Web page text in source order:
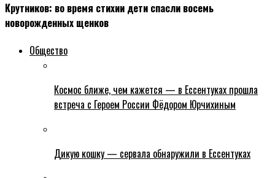
Крутников: во время стихии дети спасли восемь
новорожденных щенков
Общество
Космос ближе, чем кажется — в Ессентуках прошла
встреча с Героем России Фёдором Юрчихиным
Дикую кошку — сервала обнаружили в Ессентуках